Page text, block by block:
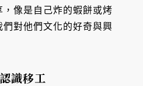
像是自己炸的蝦餅或烤
對他們文化的好奇與興
識移工